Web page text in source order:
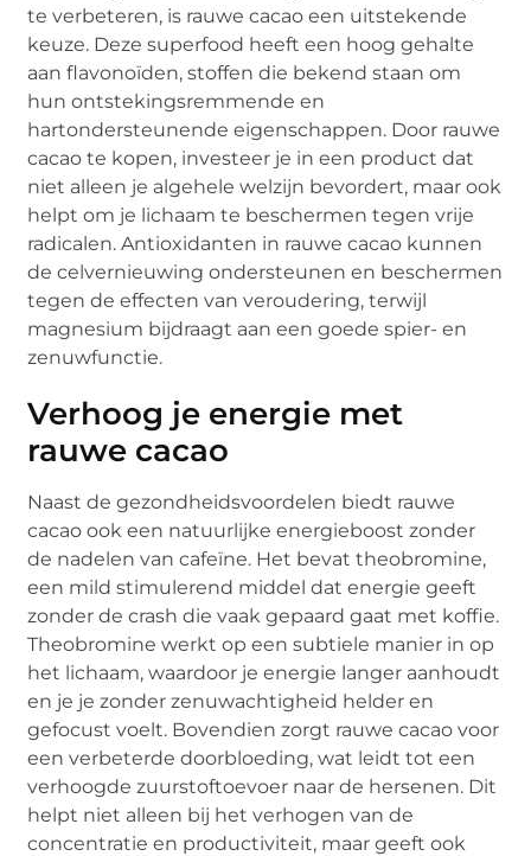
te verbeteren, is rauwe cacao een uitstekende
keuze. Deze superfood heeft een hoog gehalte
aan flavonoïden, stoffen die bekend staan om
hun ontstekingsremmende en
hartondersteunende eigenschappen. Door rauwe
cacao te kopen, investeer je in een product dat
niet alleen je algehele welzijn bevordert, maar ook
helpt om je lichaam te beschermen tegen vrije
radicalen. Antioxidanten in rauwe cacao kunnen
de celvernieuwing ondersteunen en beschermen
tegen de effecten van veroudering, terwijl
magnesium bijdraagt aan een goede spier- en
zenuwfunctie.
Verhoog je energie met
rauwe cacao
Naast de gezondheidsvoordelen biedt rauwe
cacao ook een natuurlijke energieboost zonder
de nadelen van cafeïne. Het bevat theobromine,
een mild stimulerend middel dat energie geeft
zonder de crash die vaak gepaard gaat met koffie.
Theobromine werkt op een subtiele manier in op
het lichaam, waardoor je energie langer aanhoudt
en je je zonder zenuwachtigheid helder en
gefocust voelt. Bovendien zorgt rauwe cacao voor
een verbeterde doorbloeding, wat leidt tot een
verhoogde zuurstoftoevoer naar de hersenen. Dit
helpt niet alleen bij het verhogen van de
concentratie en productiviteit, maar geeft ook